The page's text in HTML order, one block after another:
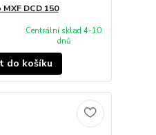
DCD 150
Centrální sklad 4-10
dnů
do košíku